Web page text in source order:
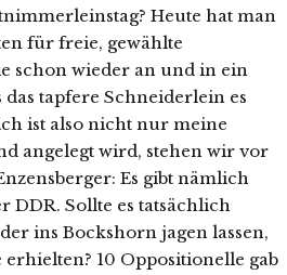
Heute hat man
für freie, gewählte
schon wieder an und in ein
tapfere Schneiderlein es
ist also nicht nur meine
angelegt wird, stehen wir vor
Es gibt nämlich
DDR. Sollte es tatsächlich
ins Bockshorn jagen lassen,
10 Oppositionelle gab